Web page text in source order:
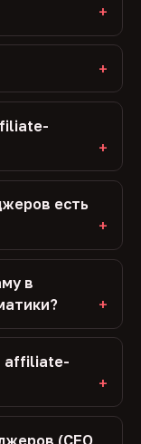
есть
в
affiliate-
(CEO,